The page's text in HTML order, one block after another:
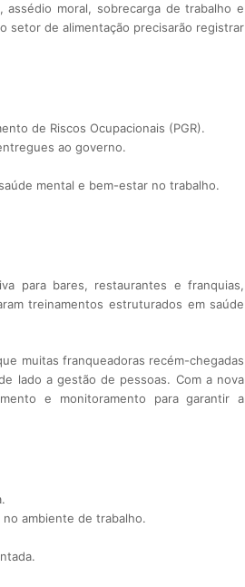
moral, sobrecarga de trabalho e
setor de alimentação precisarão registrar
de Riscos Ocupacionais (PGR).
ao governo.
mental e bem-estar no trabalho.
para bares, restaurantes e franquias,
treinamentos estruturados em saúde
muitas franqueadoras recém-chegadas
lado a gestão de pessoas. Com a nova
e monitoramento para garantir a
ambiente de trabalho.